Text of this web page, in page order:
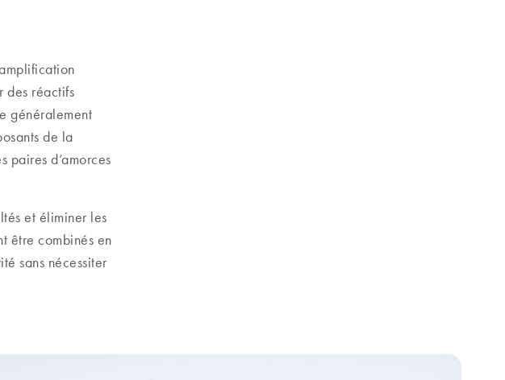
des réactifs
généralement
de la
paires d’amorces
et éliminer les
être combinés en
sans nécessiter